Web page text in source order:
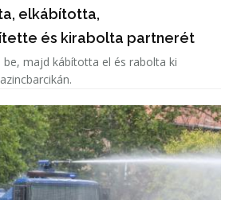
elkábította,
és kirabolta partnerét
be, majd kábította el és rabolta ki